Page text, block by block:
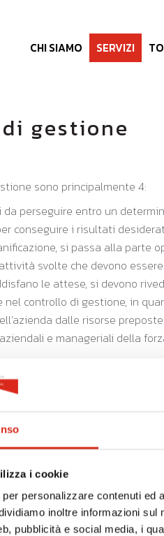
i cookie
personalizzare contenuti ed
inoltre informazioni
pubblicità e social media, i
CHI SIAMO SERVIZI
gestione
sono principalmente 4:
perseguire entro un
conseguire i risultati
si passa alla parte
svolte che devono
le attese, si devono
controllo di gestione, in
dalle risorse
e manageriali della
gestione
bartucci
stanziati 38 milioni
News
Scopri tutte le